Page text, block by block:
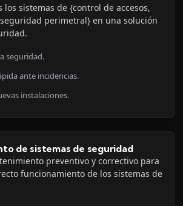
sistemas de {control de accesos,
perimetral} en una solución
seguridad.
ante incidencias.
instalaciones.
de sistemas de seguridad
preventivo y correctivo para
funcionamiento de los sistemas de